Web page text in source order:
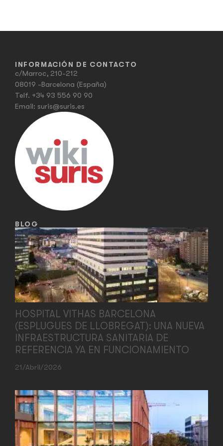
INFORMACIÓN DE CONTACTO
c/Marroc, 210-212
08019 -Barcelona (España)
Telf. +34 93 556 90 90
Email: suris@suris.es
BLOG
HOSPITAL VITHAS BARCELONA
(ESPLUGUES DE LLOBREGAT): UNA NUEVA
INFRAESTRUCTURA SANITARIA DE
REFERENCIA YA EN FUNCIONAMIENTO
21/abril/2026